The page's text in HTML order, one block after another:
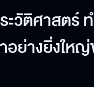
ะวัติศาสตร์
ย่างยิ่งใหญ่